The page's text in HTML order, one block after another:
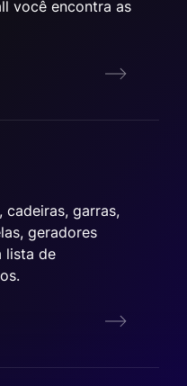
você encontra as
cadeiras, garras,
geradores
lista de